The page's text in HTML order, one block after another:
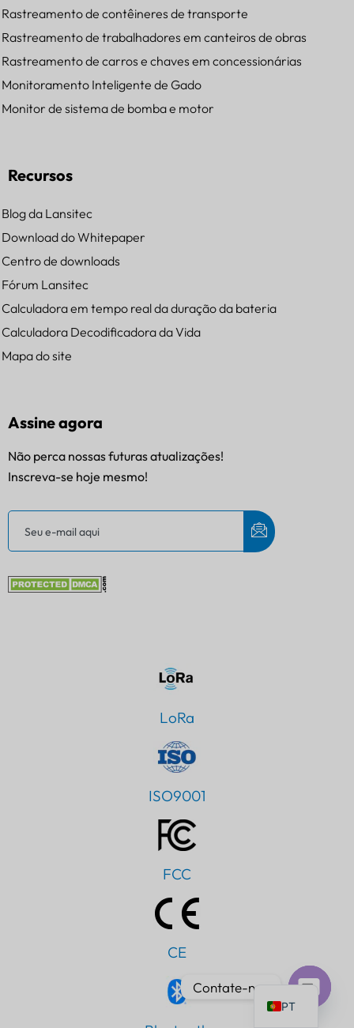
Rastreamento de contêineres de transporte
Rastreamento de trabalhadores em canteiros de obras
Rastreamento de carros e chaves em concessionárias
Monitoramento Inteligente de Gado
Monitor de sistema de bomba e motor
Recursos
Blog da Lansitec
Download do Whitepaper
Centro de downloads
Fórum Lansitec
Calculadora em tempo real da duração da bateria
Calculadora Decodificadora da Vida
Mapa do site
Assine agora
Não perca nossas futuras atualizações!
Inscreva-se hoje mesmo!
LoRa
ISO9001
FCC
CE
PT
EN
Contate-nos